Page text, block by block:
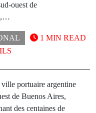
ouest de
1 MIN READ
portuaire argentine
de Buenos Aires,
des centaines de